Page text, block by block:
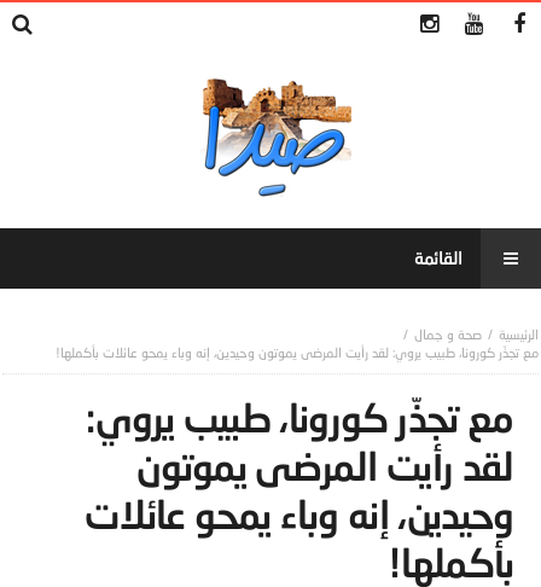
صحة و جمال
مع تجذّر كورونا، طبيب يروي: لقد رأيت المرضى يموتون وحيدين، إنه وباء يمحو عائلات بأكملها!
مع تجذّر كورونا، طبيب يروي:
لقد رأيت المرضى يموتون
وحيدين، إنه وباء يمحو عائلات
بأكملها!